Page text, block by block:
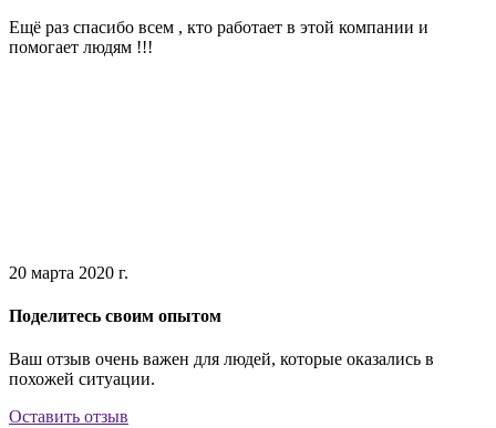
Ещё раз спасибо всем , кто работает в этой компании и
помогает людям !!!
20 марта 2020 г.
Поделитесь своим опытом
Ваш отзыв очень важен для людей, которые оказались в
похожей ситуации.
Оставить отзыв